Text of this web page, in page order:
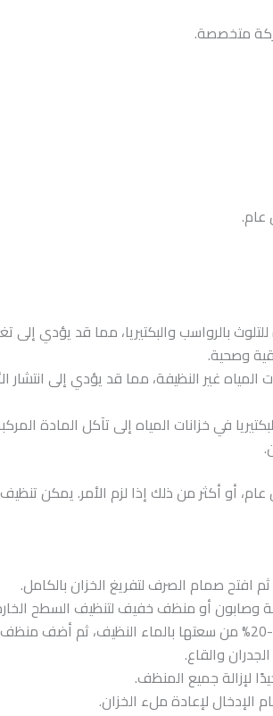
متخصصة.
عام.
بالرواسب والبكتيريا، مما قد يؤدي إلى
وصحية.
المياه غير النظيفة، مما قد يؤدي إلى انتشار
في خزانات المياه إلى تآكل المادة
أو أكثر من ذلك إذا لزم الأمر. يمكن
افتح صمام الصرف لتفريغ الخزان بالكامل.
وصابون أو منظف خفيف لتنظيف السطح
والقاع.
لإزالة جميع المنظف.
لإعادة ملء الخزان.